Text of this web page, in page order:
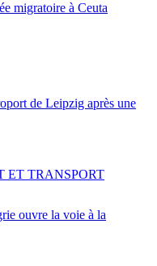
migratoire à Ceuta
de Leipzig après une
ouvre la voie à la
ET TRANSPORT